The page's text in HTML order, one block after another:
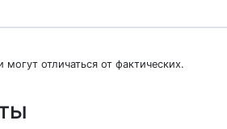
отличаться от фактических.